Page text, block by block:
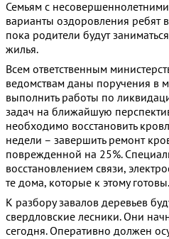
Семьям с
варианты оздоровления ребят
пока родители будут
жилья.
Всем ответственным
ведомствам даны поручения в
выполнить работы по
задач на ближайшую
необходимо восстановить
недели – завершить ремонт
поврежденной на 25%.
восстановлением связи,
те дома, которые к этому готовы.
К разбору завалов деревьев
свердловские лесники. Они
сегодня. Оперативно должен